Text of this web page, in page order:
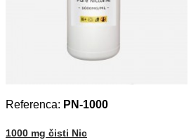
Referenca: PN-1000
1000 mg čisti Nic